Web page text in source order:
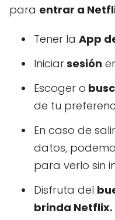
para entrar a
Tener la App
Iniciarsesión
Escoger o
de tu
En caso de
datos,
para verlo sin
Disfruta del
brinda Netflix.